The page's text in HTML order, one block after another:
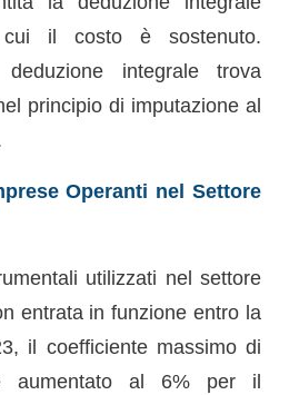
cui il costo è sostenuto.
integrale trova
principio di imputazione al
Operanti nel Settore
utilizzati nel settore
entrata in funzione entro la
il coefficiente massimo di
aumentato al 6% per il